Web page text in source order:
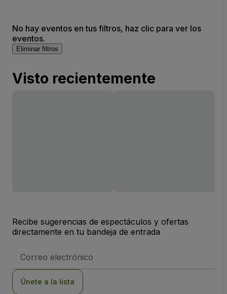
No hay eventos en tus filtros, haz clic para ver los
eventos.
Eliminar filtros
Visto recientemente
Recibe sugerencias de espectáculos y ofertas
directamente en tu bandeja de entrada
de
Únete a la lista